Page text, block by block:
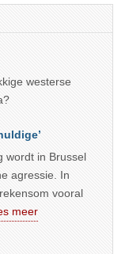
westerse
wordt in Brussel
agressie. In
vooral
meer